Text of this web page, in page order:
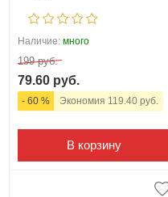
Наличие: много
199 руб.
79.60 руб.
- 60 % Экономия 119.40 руб.
В корзину